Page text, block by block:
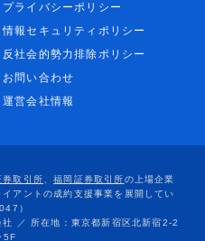
プライバシーポリシー
情報セキュリティポリシー
反社会的勢力排除ポリシー
お問い合わせ
運営会社情報